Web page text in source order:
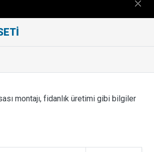
montajı, fidanlık üretimi gibi bilgiler